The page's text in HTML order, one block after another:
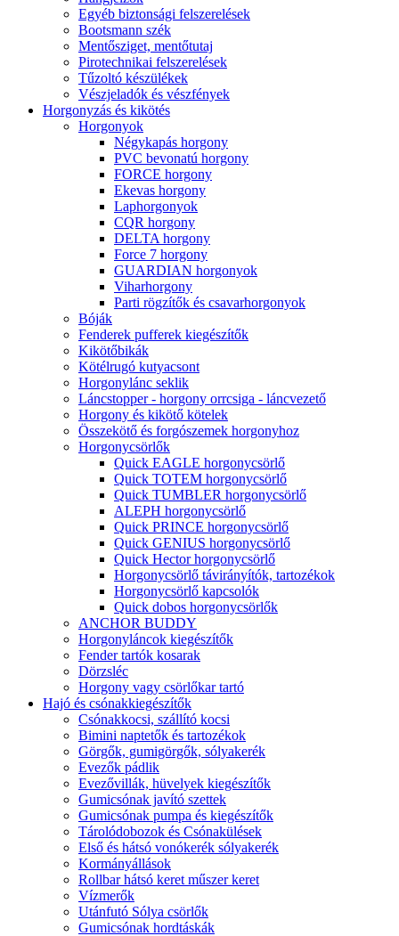
Egyéb biztonsági felszerelések
Bootsmann szék
Mentősziget, mentőtutaj
Pirotechnikai felszerelések
Tűzoltó készülékek
Vészjeladók és vészfények
Horgonyzás és kikötés
Horgonyok
Négykapás horgony
PVC bevonatú horgony
FORCE horgony
Ekevas horgony
Laphorgonyok
CQR horgony
DELTA horgony
Force 7 horgony
GUARDIAN horgonyok
Viharhorgony
Parti rögzítők és csavarhorgonyok
Bóják
Fenderek pufferek kiegészítők
Kikötőbikák
Kötélrugó kutyacsont
Horgonylánc seklik
Láncstopper - horgony orrcsiga - láncvezető
Horgony és kikötő kötelek
Összekötő és forgószemek horgonyhoz
Horgonycsörlők
Quick EAGLE horgonycsörlő
Quick TOTEM horgonycsörlő
Quick TUMBLER horgonycsörlő
ALEPH horgonycsörlő
Quick PRINCE horgonycsörlő
Quick GENIUS horgonycsörlő
Quick Hector horgonycsörlő
Horgonycsörlő távirányítók, tartozékok
Horgonycsörlő kapcsolók
Quick dobos horgonycsörlők
ANCHOR BUDDY
Horgonyláncok kiegészítők
Fender tartók kosarak
Dörzsléc
Horgony vagy csörlőkar tartó
Hajó és csónakkiegészítők
Csónakkocsi, szállító kocsi
Bimini naptetők és tartozékok
Görgők, gumigörgők, sólyakerék
Evezők pádlik
Evezővillák, hüvelyek kiegészítők
Gumicsónak javító szettek
Gumicsónak pumpa és kiegészítők
Tárolódobozok és Csónakülések
Első és hátsó vonókerék sólyakerék
Kormányállások
Rollbar hátsó keret műszer keret
Vízmerők
Utánfutó Sólya csörlők
Gumicsónak hordtáskák